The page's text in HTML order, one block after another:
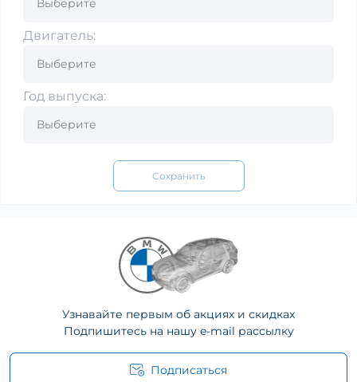
Двигатель:
Год выпуска:
Сохранить
Узнавайте первым об акциях и скидках
Подпишитесь на нашу e-mail рассылку
Подписаться